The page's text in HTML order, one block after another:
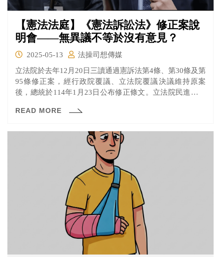
【憲法法庭】《憲法訴訟法》修正案說
明會——無異議不等於沒有意見？
2025-05-13
法操司想傳媒
立法院於去年12月20日三讀通過憲訴法第4條、第30條及第
95條修正案，經行政院覆議、立法院覆議決議維持原案
後，總統於114年1月23日公布修正條文。立法院民進黨黨
瑕疵，例如三讀時僅韓國瑜主席僅詢問「請問院會有無文
因此向憲法法庭提起法規範解釋。
READ MORE